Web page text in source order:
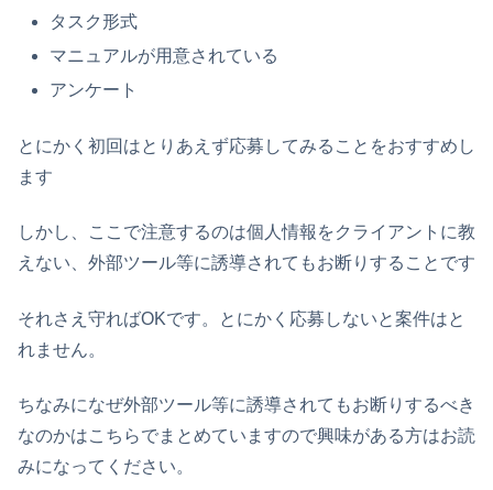
タスク形式
マニュアルが用意されている
アンケート
とにかく初回はとりあえず応募してみることをおすすめし
ます
しかし、ここで注意するのは個人情報をクライアントに教
えない、外部ツール等に誘導されてもお断りすることです
それさえ守ればOKです。とにかく応募しないと案件はと
れません。
ちなみになぜ外部ツール等に誘導されてもお断りするべき
なのかはこちらでまとめていますので興味がある方はお読
みになってください。